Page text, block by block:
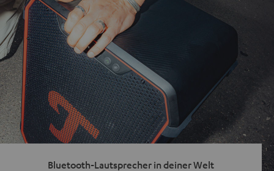
Bluetooth-Lautsprecher in deiner Welt